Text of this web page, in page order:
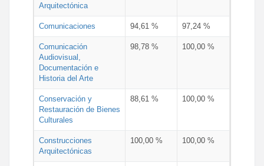
Arquitectónica
Comunicaciones 94,61 % 97,24 %
Comunicación
Audiovisual,
Documentación e
Historia del Arte
98,78 % 100,00 %
Conservación y
Restauración de Bienes
Culturales
88,61 % 100,00 %
Construcciones
Arquitectónicas
100,00 % 100,00 %